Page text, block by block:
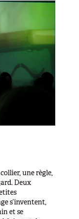
une règle,
Deux
s’inventent,
et se